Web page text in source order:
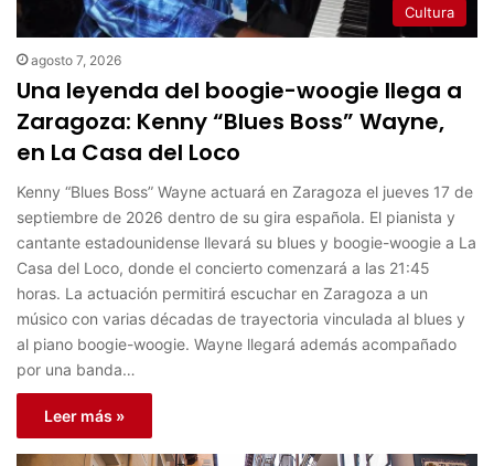
Cultura
agosto 7, 2026
Una leyenda del boogie-woogie llega a
Zaragoza: Kenny “Blues Boss” Wayne,
en La Casa del Loco
Kenny “Blues Boss” Wayne actuará en Zaragoza el jueves 17 de
septiembre de 2026 dentro de su gira española. El pianista y
cantante estadounidense llevará su blues y boogie-woogie a La
Casa del Loco, donde el concierto comenzará a las 21:45
horas. La actuación permitirá escuchar en Zaragoza a un
músico con varias décadas de trayectoria vinculada al blues y
al piano boogie-woogie. Wayne llegará además acompañado
por una banda…
Leer más »